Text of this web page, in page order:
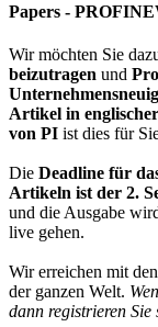
Papers -
Wir möchten Sie
beizutragen und
Artikel in
von PI ist dies für
Die Deadline für
Artikeln ist der 2.
und die Ausgabe
live gehen.
Wir erreichen mit den
der ganzen Welt.
dann registrieren Sie